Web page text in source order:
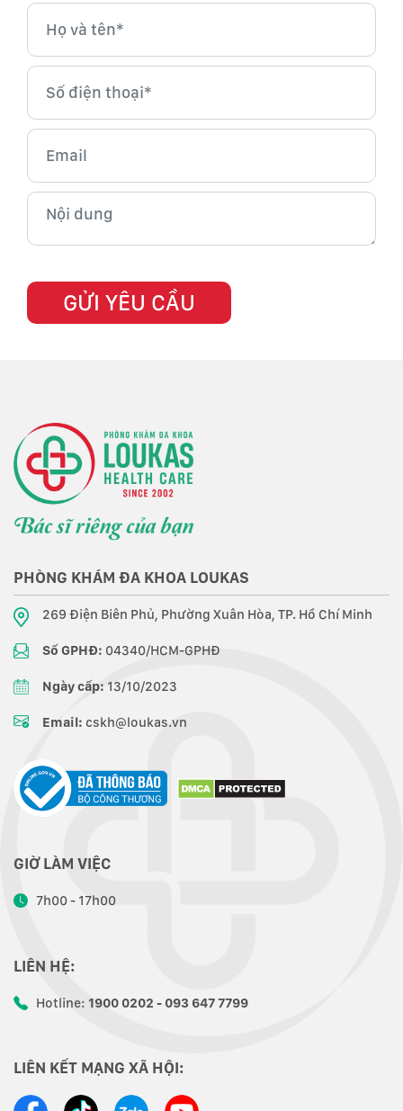
PHÒNG KHÁM ĐA KHOA LOUKAS
269 Điện Biên Phủ, Phường Xuân Hòa, TP. Hồ Chí Minh
Số GPHĐ: 04340/HCM-GPHĐ
Ngày cấp: 13/10/2023
Email: cskh@loukas.vn
GIỜ LÀM VIỆC
7h00 - 17h00
LIÊN HỆ:
Hotline: 1900 0202 - 093 647 7799
LIÊN KẾT MẠNG XÃ HỘI: